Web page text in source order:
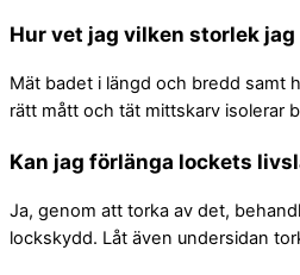
Hur vet jag vilken storlek jag
Mät badet i längd och bredd samt
rätt mått och tät mittskarv isolerar
Kan jag förlänga lockets
Ja, genom att torka av det,
lockskydd. Låt även undersidan